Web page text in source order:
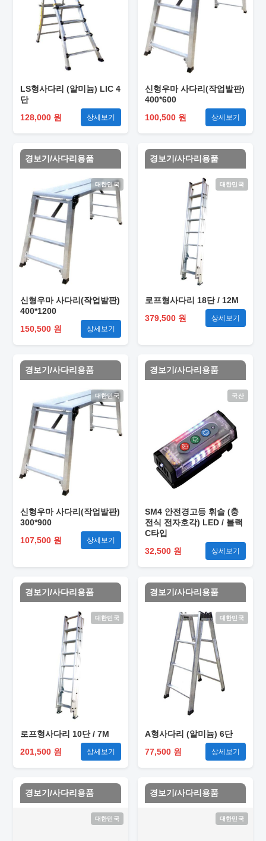
LS형사다리 (알미늄) LIC 4
단
128,000 원
상세보기
신형우마 사다리(작업발판)
400*600
100,500 원
상세보기
경보기/사다리용품
대한민국
신형우마 사다리(작업발판)
400*1200
150,500 원
상세보기
경보기/사다리용품
대한민국
로프형사다리 18단 / 12M
379,500 원
상세보기
경보기/사다리용품
대한민국
신형우마 사다리(작업발판)
300*900
107,500 원
상세보기
경보기/사다리용품
국산
SM4 안전경고등 휘슬 (충
전식 전자호각) LED / 블랙
C타입
32,500 원
상세보기
경보기/사다리용품
대한민국
로프형사다리 10단 / 7M
201,500 원
상세보기
경보기/사다리용품
대한민국
A형사다리 (알미늄) 6단
77,500 원
상세보기
경보기/사다리용품
대한민국
경보기/사다리용품
대한민국